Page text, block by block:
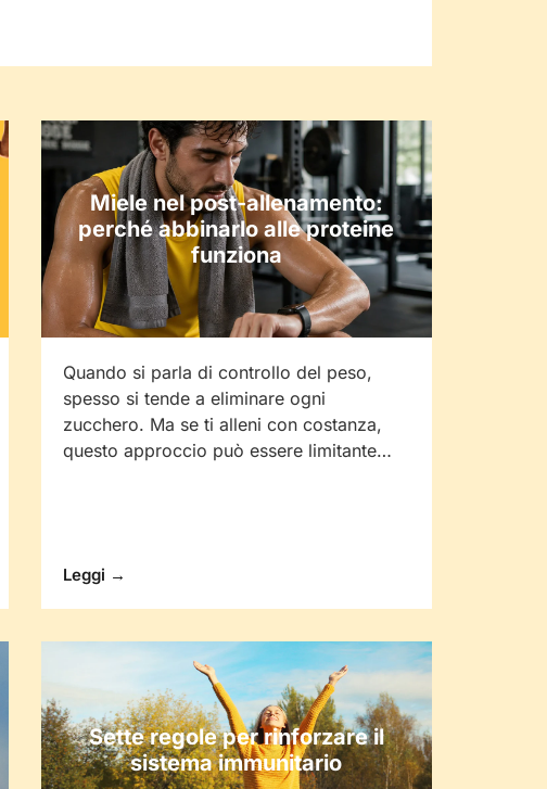
Miele nel post-allenamento:
perché abbinarlo alle proteine
funziona
Quando si parla di controllo del peso,
spesso si tende a eliminare ogni
zucchero. Ma se ti alleni con costanza,
questo approccio può essere limitante…
Leggi →
Sette regole per rinforzare il
sistema immunitario